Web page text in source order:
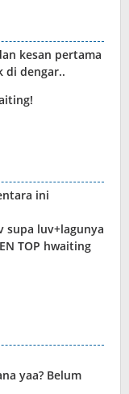
kesan pertama
di dengar..
ini
supa luv+lagunya
TOP hwaiting
yaa? Belum